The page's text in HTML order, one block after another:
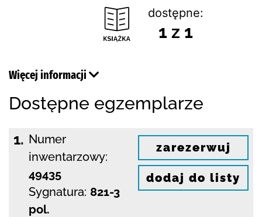
dostępne:
1 z 1
Więcej informacji
Dostępne egzemplarze
1. Numer
inwentarzowy:
49435
Sygnatura: 821-3
pol.
zarezerwuj
dodaj do listy